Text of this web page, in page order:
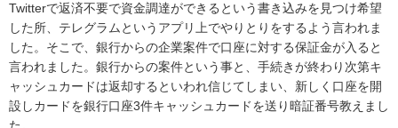
Twitterで返済不要で資金調達ができるという書き込みを見つけ希望
した所、テレグラムというアプリ上でやりとりをするよう言われま
した。そこで、銀行からの企業案件で口座に対する保証金が入ると
言われました。銀行からの案件という事と、手続きが終わり次第キ
ャッシュカードは返却するといわれ信じてしまい、新しく口座を開
設しカードを銀行口座3件キャッシュカードを送り暗証番号教えまし